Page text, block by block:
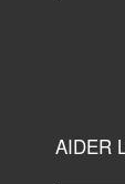
AIDER